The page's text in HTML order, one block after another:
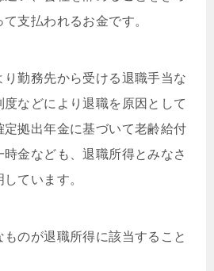
支払われるお金です。
り勤務先から受ける退職手当な
などにより退職を原因として
拠出年金に基づいて老齢給付
金なども、退職所得とみなさ
ています。
のが退職所得に該当すること